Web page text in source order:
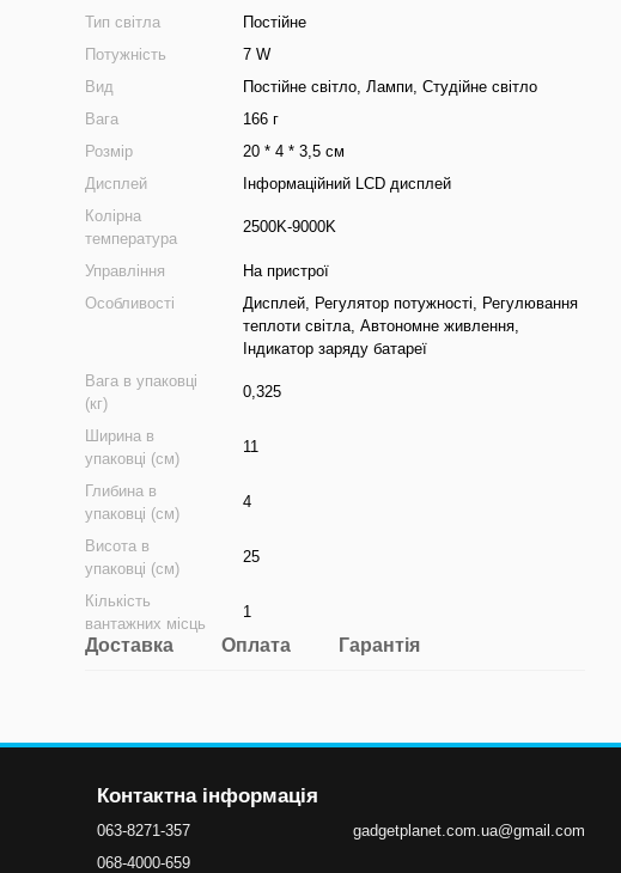
Тип світла
Постійне
Потужність
7 W
Вид
Постійне світло, Лампи, Студійне світло
Вага
166 г
Розмір
20 * 4 * 3,5 см
Дисплей
Інформаційний LCD дисплей
Колірна
температура
2500K-9000K
Управління
На пристрої
Особливості
Дисплей, Регулятор потужності, Регулювання
теплоти світла, Автономне живлення,
Індикатор заряду батареї
Вага в упаковці
(кг)
0,325
Ширина в
упаковці (см)
11
Глибина в
упаковці (см)
4
Висота в
упаковці (см)
25
Кількість
вантажних місць
1
Доставка Оплата Гарантія
Контактна інформація
063-8271-357
068-4000-659
gadgetplanet.com.ua@gmail.com